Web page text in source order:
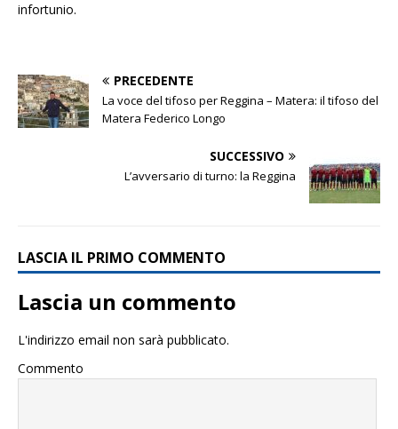
infortunio.
PRECEDENTE
La voce del tifoso per Reggina – Matera: il tifoso del
Matera Federico Longo
SUCCESSIVO
L’avversario di turno: la Reggina
LASCIA IL PRIMO COMMENTO
Lascia un commento
L'indirizzo email non sarà pubblicato.
Commento